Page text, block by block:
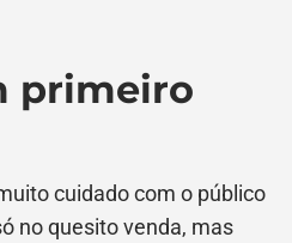
primeiro
cuidado com o público
no quesito venda, mas